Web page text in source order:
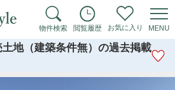
物件検索 閲覧履歴 お気に入り MENU
地（建築条件無）の過去掲載